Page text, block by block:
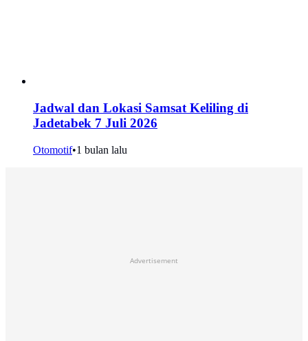
Jadwal dan Lokasi Samsat Keliling di
Jadetabek 7 Juli 2026
Otomotif•1 bulan lalu
Advertisement